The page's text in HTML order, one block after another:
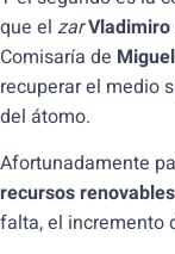
que el zar
Comisaría de
recuperar el medio
del átomo.
Afortunadamente
recursos
falta, el incremento